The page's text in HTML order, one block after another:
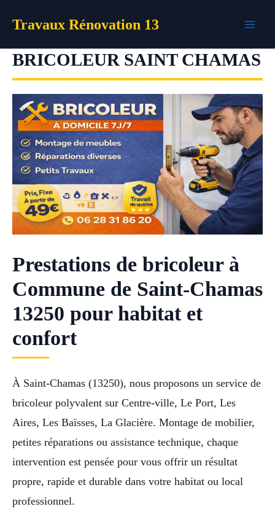
Travaux Rénovation 13
BRICOLEUR SAINT CHAMAS
Prestations de bricoleur à
Commune de Saint-Chamas
13250 pour habitat et
confort
À Saint-Chamas (13250), nous proposons un service de
bricoleur polyvalent sur Centre-ville, Le Port, Les
Aires, Les Baïsses, La Glacière. Montage de mobilier,
petites réparations ou assistance technique, chaque
intervention est pensée pour vous offrir un résultat
propre, rapide et durable dans votre habitat ou local
professionnel.